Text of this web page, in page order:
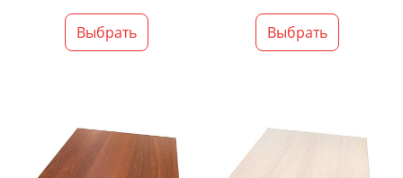
Выбрать Выбрать